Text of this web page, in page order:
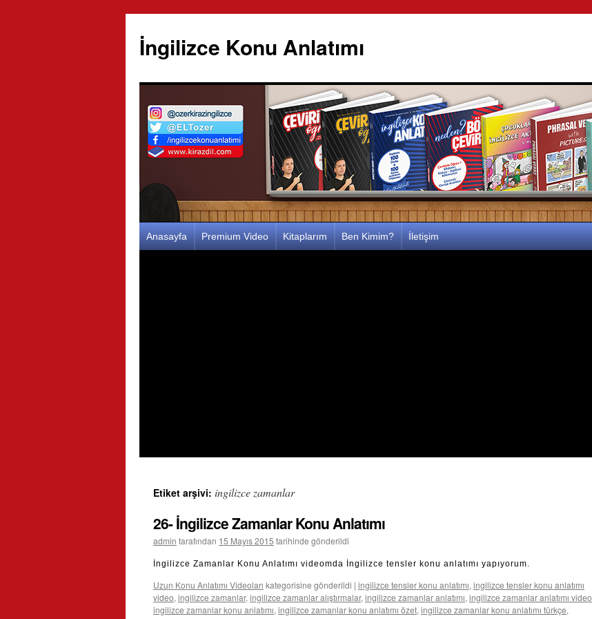
İngilizce Konu Anlatımı
İçeriğe
Anasayfa Premium Video Kitaplarım Ben Kimim? İletişim
Etiket arşivi: ingilizce zamanlar
26- İngilizce Zamanlar Konu Anlatımı
admin tarafından 15 Mayıs 2015 tarihinde gönderildi
İngilizce Zamanlar Konu Anlatımı videomda İngilizce tensler konu anlatımı yapıyorum.
Uzun Konu Anlatımı Videoları kategorisine gönderildi | ingilizce tensler konu anlatımı, ingilizce tensler konu anlatımı
video, ingilizce zamanlar, ingilizce zamanlar alıştırmalar, ingilizce zamanlar anlatımı, ingilizce zamanlar anlatımı video
ingilizce zamanlar konu anlatımı, ingilizce zamanlar konu anlatımı özet, ingilizce zamanlar konu anlatımı türkçe,